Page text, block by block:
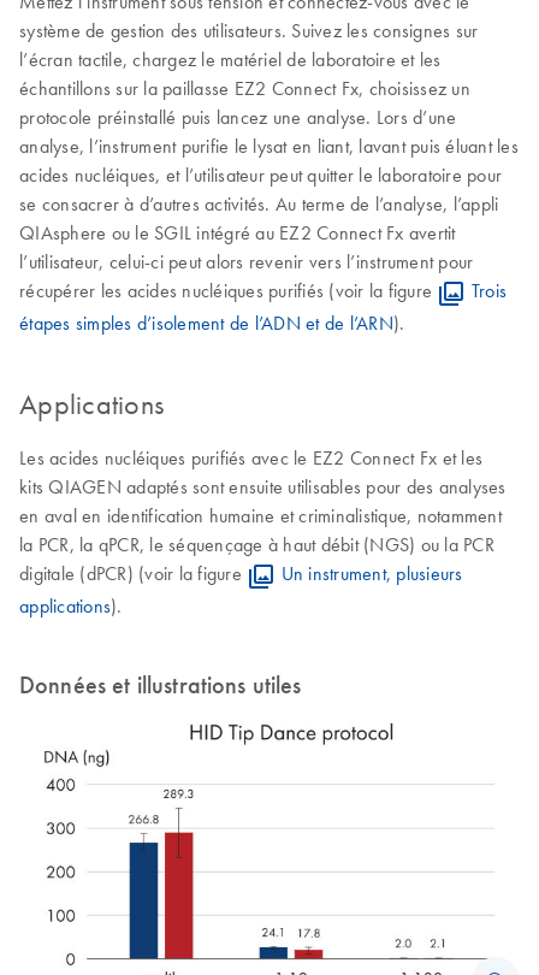
système de gestion des utilisateurs. Suivez les consignes sur
l’écran tactile, chargez le matériel de laboratoire et les
échantillons sur la paillasse EZ2 Connect Fx, choisissez un
protocole préinstallé puis lancez une analyse. Lors d’une
analyse, l’instrument purifie le lysat en liant, lavant puis éluant les
acides nucléiques, et l’utilisateur peut quitter le laboratoire pour
se consacrer à d’autres activités. Au terme de l’analyse, l’appli
QIAsphere ou le SGIL intégré au EZ2 Connect Fx avertit
l’utilisateur, celui-ci peut alors revenir vers l’instrument pour
récupérer les acides nucléiques purifiés (voir la figure
Trois
étapes simples d’isolement de l’ADN et de l’ARN).
Applications
Les acides nucléiques purifiés avec le EZ2 Connect Fx et les
kits QIAGEN adaptés sont ensuite utilisables pour des analyses
en aval en identification humaine et criminalistique, notamment
la PCR, la qPCR, le séquençage à haut débit (NGS) ou la PCR
digitale (dPCR) (voir la figure
Un instrument, plusieurs
applications).
Données et illustrations utiles